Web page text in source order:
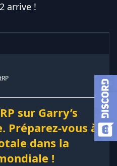
arrive !
sur Garry’s
Préparez-vous à
dans la
!